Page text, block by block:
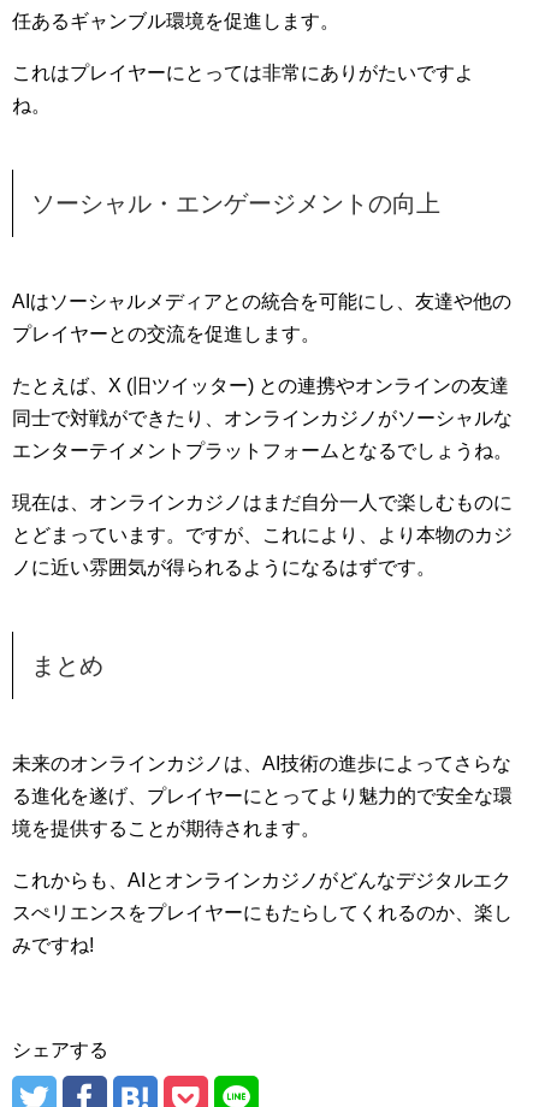
任あるギャンブル環境を促進します。
これはプレイヤーにとっては非常にありがたいですよ
ね。
ソーシャル・エンゲージメントの向上
AIはソーシャルメディアとの統合を可能にし、友達や他の
プレイヤーとの交流を促進します。
たとえば、X (旧ツイッター) との連携やオンラインの友達
同士で対戦ができたり、オンラインカジノがソーシャルな
エンターテイメントプラットフォームとなるでしょうね。
現在は、オンラインカジノはまだ自分一人で楽しむものに
とどまっています。ですが、これにより、より本物のカジ
ノに近い雰囲気が得られるようになるはずです。
まとめ
未来のオンラインカジノは、AI技術の進歩によってさらな
る進化を遂げ、プレイヤーにとってより魅力的で安全な環
境を提供することが期待されます。
これからも、AIとオンラインカジノがどんなデジタルエク
スぺリエンスをプレイヤーにもたらしてくれるのか、楽し
みですね!
シェアする